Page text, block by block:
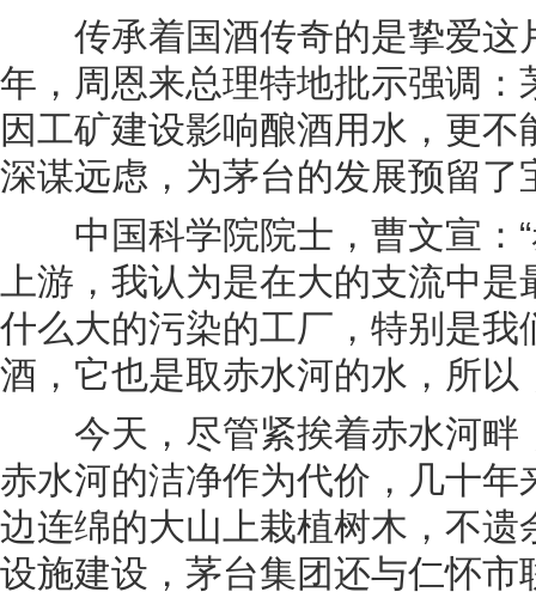
传承着国酒传奇的是挚爱这
年，周恩来总理特地批示强调
因工矿建设影响酿酒用水，更
深谋远虑，为茅台的发展预留了
中国科学院院士，曹文宣：“
上游，我认为是在大的支流中
什么大的污染的工厂，特别是
酒，它也是取赤水河的水，所以
今天，尽管紧挨着赤水河畔
赤水河的洁净作为代价，几十
边连绵的大山上栽植树木，不
设施建设，茅台集团还与仁怀市